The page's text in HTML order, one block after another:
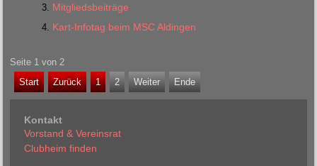
Mitgliedsbeiträge
Kart-Infotag beim MSC Aldingen
Seite 1 von 2
Start
Zurück 1 2 Weiter Ende
Kontakt
Vorstand & Vereinsrat
Clubheim finden